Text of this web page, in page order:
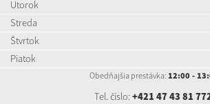
Utorok
Streda
Štvrtok
Piatok
Obedňajšia prestávka: 12:00 -
Tel. číslo: +421 47 43 81